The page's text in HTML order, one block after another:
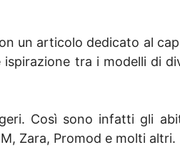
un articolo dedicato al
tra i modelli di
Così sono infatti gli
Zara, Promod e molti altri.